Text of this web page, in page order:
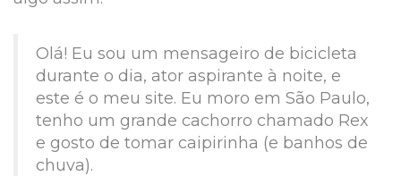
Olá! Eu sou um mensageiro de bicicleta
durante o dia, ator aspirante à noite, e
este é o meu site. Eu moro em São Paulo,
tenho um grande cachorro chamado Rex
e gosto de tomar caipirinha (e banhos de
chuva).